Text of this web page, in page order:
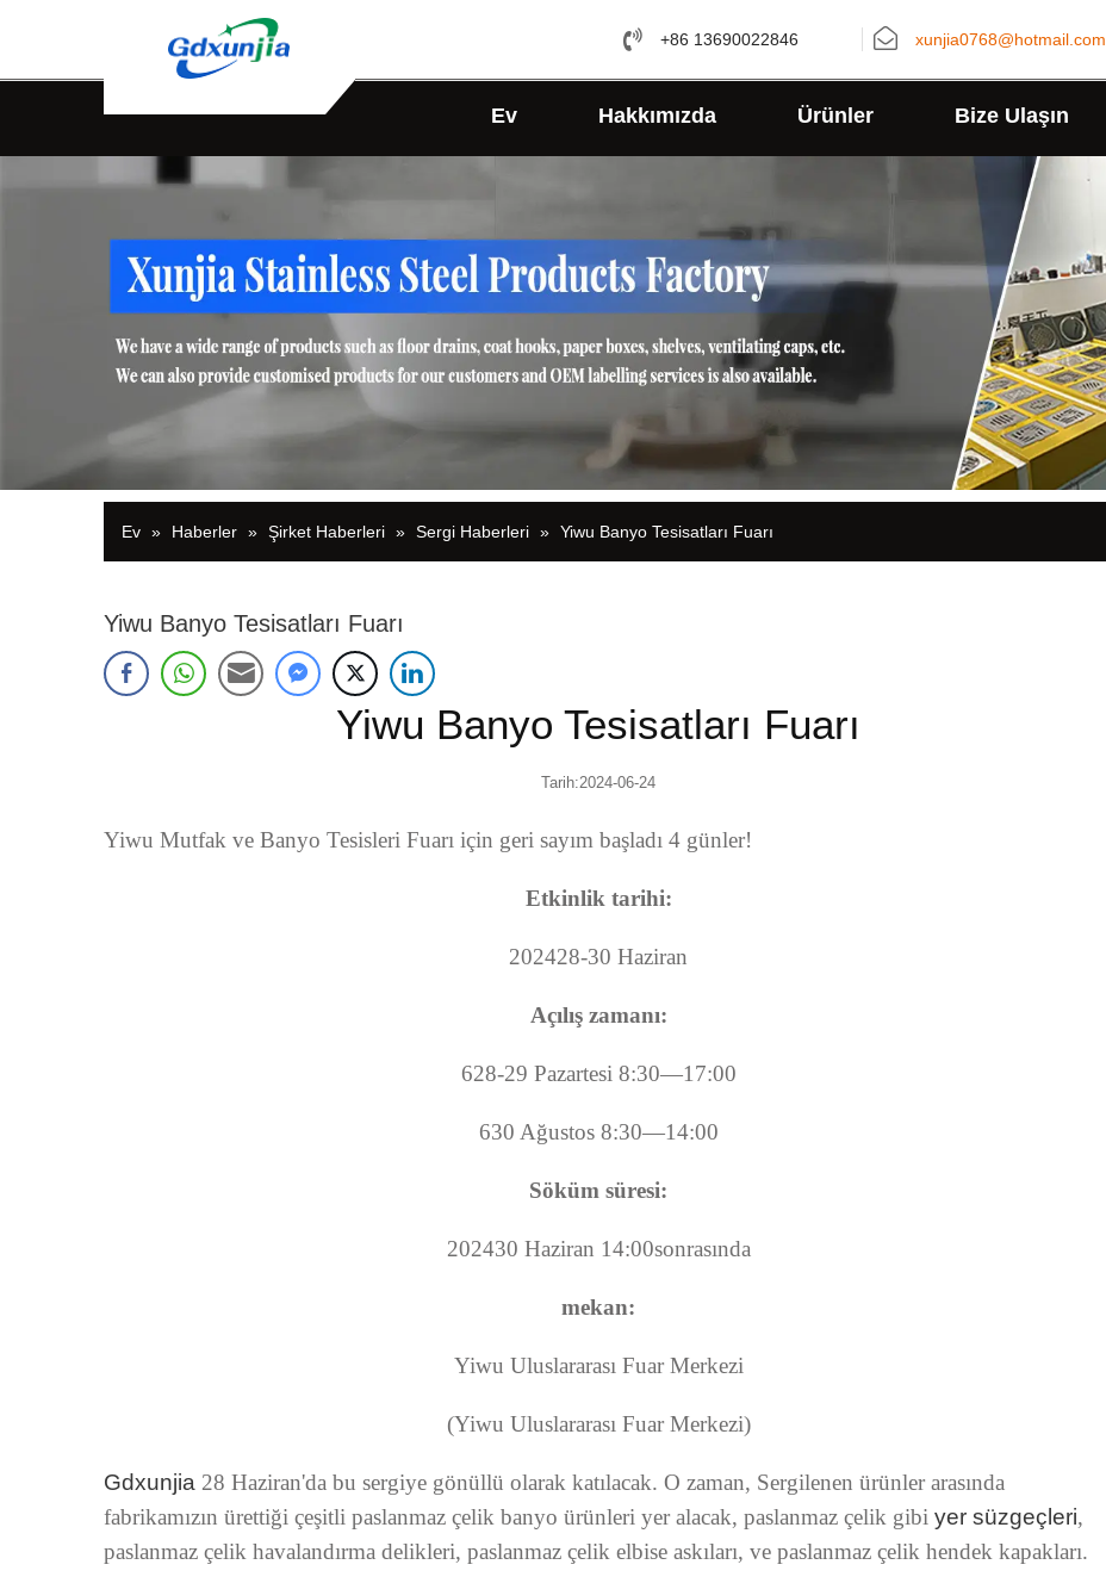
+86 13690022846 xunjia0768@hotmail.com
Ev Hakkımızda Ürünler Bize Ulaşın
Ev » Haberler » Şirket Haberleri » Sergi Haberleri » Yiwu Banyo Tesisatları Fuarı
Yiwu Banyo Tesisatları Fuarı
Yiwu Banyo Tesisatları Fuarı
Tarih:2024-06-24
Yiwu Mutfak ve Banyo Tesisleri Fuarı için geri sayım başladı 4 günler!
Etkinlik tarihi:
202428-30 Haziran
Açılış zamanı:
628-29 Pazartesi 8:30—17:00
630 Ağustos 8:30—14:00
Söküm süresi:
202430 Haziran 14:00sonrasında
mekan:
Yiwu Uluslararası Fuar Merkezi
(Yiwu Uluslararası Fuar Merkezi)
Gdxunjia 28 Haziran'da bu sergiye gönüllü olarak katılacak. O zaman, Sergilenen ürünler arasında
fabrikamızın ürettiği çeşitli paslanmaz çelik banyo ürünleri yer alacak, paslanmaz çelik gibi yer süzgeçleri,
paslanmaz çelik havalandırma delikleri, paslanmaz çelik elbise askıları, ve paslanmaz çelik hendek kapakları.